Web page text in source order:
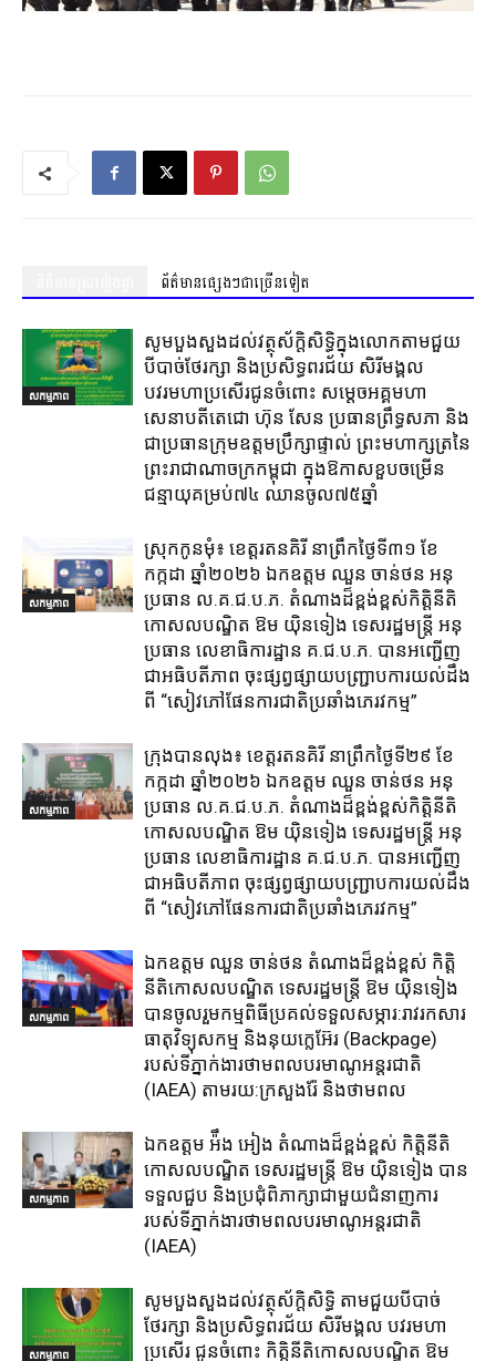
ព័ត៌មានផ្សេងៗជាច្រើនទៀត
សកម្មភាព
សូមបួងសួងដល់វត្ថុស័ក្តិសិទ្ធិក្នុងលោកតាមជួយ
បីបាច់ថែរក្សា និងប្រសិទ្ធពរជ័យ សិរីមង្គល
បវរមហាប្រសើរជូនចំពោះ សម្តេចអគ្គមហា
សេនាបតីតេជោ ហ៊ុន សែន ប្រធានព្រឹទ្ធសភា និង
ជាប្រធានក្រុមឧត្តមប្រឹក្សាផ្ទាល់ ព្រះមហាក្សត្រនៃ
ព្រះរាជាណាចក្រកម្ពុជា ក្នុងឱកាសខួបចម្រើន
ជន្មាយុគម្រប់៧៤ ឈានចូល៧៥ឆ្នាំ
សកម្មភាព
ស្រុក​កូនមុំ៖ ខេត្ត​រតនគិរី​ នាព្រឹកថ្ងៃទី៣១​ ខែ
កក្កដា ឆ្នាំ២០២៦ ឯកឧត្តម​ ឈួន ចាន់ថន អនុ
ប្រធាន ល.គ.ជ.ប.ភ. តំណាង​ដ៏ខ្ពង់ខ្ពស់​កិត្តិនីតិ
កោសលបណ្ឌិត​ ឱម​ យ៉ិនទៀង​ ទេសរដ្ឋមន្រ្តី​ អនុ
ប្រធាន​ លេខាធិការ​ដ្ឋាន​ គ.ជ.ប.ភ​. បានអញ្ជើញ
ជាអធិបតីភាព​ ចុះផ្សព្វផ្សាយ​បញ្ជ្រាប​ការ​យល់​ដឹង​
ពី​ “សៀវភៅផែនការជាតិប្រឆាំងភេរវកម្ម”
សកម្មភាព
ក្រុង​បាន​លុង​៖ ខេត្ត​រតនគិរី​ នាព្រឹកថ្ងៃទី២៩ ខែ
កក្កដា ឆ្នាំ២០២៦ ឯកឧត្តម​ ឈួន ចាន់ថន អនុ
ប្រធាន ល.គ.ជ.ប.ភ. តំណាង​ដ៏ខ្ពង់ខ្ពស់​កិត្តិនីតិ
កោសលបណ្ឌិត​ ឱម​ យ៉ិនទៀង​ ទេសរដ្ឋមន្រ្តី​ អនុ
ប្រធាន​ លេខាធិការ​ដ្ឋាន​ គ.ជ.ប.ភ​. បានអញ្ជើញ
ជាអធិបតីភាព​ ចុះផ្សព្វផ្សាយ​បញ្ជ្រាប​ការ​យល់​ដឹង​
ពី​ “សៀវភៅផែនការជាតិប្រឆាំងភេរវកម្ម”
សកម្មភាព
ឯកឧត្តម ឈួន​ ចាន់ថន​ តំណាងដ៏ខ្ពង់ខ្ពស់ កិត្តិ
នីតិកោសលបណ្ឌិត ទេសរដ្ឋមន្ត្រី ឱម យ៉ិនទៀង
បានចូលរួមកម្មពិធីប្រគល់ទទួលសម្ភារ:​រាវរកសារ
ធាតុវិទ្យុសកម្ម​ និង​នុយក្លេអ៊ែរ​ (Backpage)
របស់ទីភ្នាក់ងារថាមពលបរមាណូអន្តរជាតិ
(IAEA) តាមរយ:ក្រសួងរ៉ែ និងថាមពល​
សកម្មភាព
ឯកឧត្តម អ៉ឹង អៀង តំណាងដ៏ខ្ពង់ខ្ពស់ កិត្តិនីតិ
កោសលបណ្ឌិត ទេសរដ្ឋមន្ត្រី ឱម យ៉ិនទៀង បាន
ទទួលជួប និងប្រជុំពិភាក្សាជាមួយជំនាញការ
របស់ទីភ្នាក់ងារថាមពលបរមាណូអន្តរជាតិ
(IAEA)
សកម្មភាព
សូមបួងសួងដល់វត្ថុស័ក្តិសិទ្ធិ តាមជួយបីបាច់
ថែរក្សា និងប្រសិទ្ធពរជ័យ សិរីមង្គល បវរមហា
ប្រសើរ ជូនចំពោះ កិត្តិនីតិកោសលបណ្ឌិត ឱម